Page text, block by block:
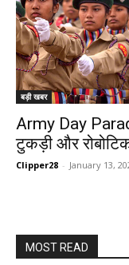
बड़ी खबर
Army Day
टुकड़ी और
Clipper28 - January 13,
MOST READ